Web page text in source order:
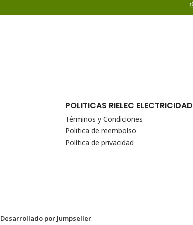
POLITICAS RIELEC ELECTRICIDAD
Términos y Condiciones
Politica de reembolso
Política de privacidad
Desarrollado por Jumpseller.